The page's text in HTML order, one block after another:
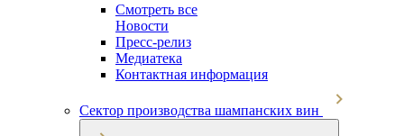
Смотреть все
Новости
Пресс-релиз
Медиатека
Контактная информация
Сектор производства шампанских вин